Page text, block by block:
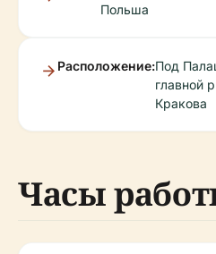
Польша
Расположение:Под
главной
Кракова
Часы